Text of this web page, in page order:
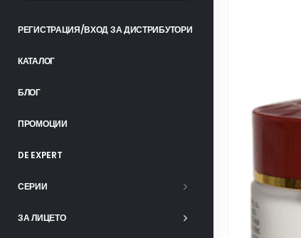
РЕГИСТРАЦИЯ/ВХОД ЗА ДИСТРИБУТОРИ
КАТАЛОГ
БЛОГ
ПРОМОЦИИ
DE EXPERT
СЕРИИ
ЗА ЛИЦЕТО